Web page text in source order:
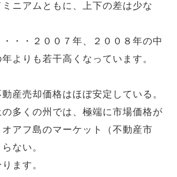
ニアムともに、上下の差は少な
・・２００７年、２００８年の中
よりも若干高くなっています。
産売却価格はほぼ安定している。
の多くの州では、極端に市場価格が
アフ島のマーケット（不動産市
ない。
ます。